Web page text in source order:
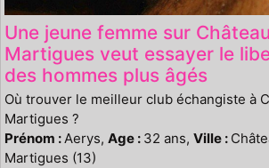
Une jeune femme sur
Martigues veut essayer le
des hommes plus âgés
Où trouver le meilleur club échangiste à
Martigues ?
Prénom :Aerys, Age : 32 ans, Ville :
Martigues (13)